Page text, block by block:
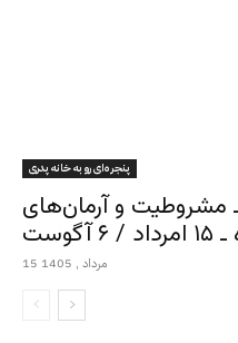
پنجره‌ای رو به خانه پدری
مشروطیت و آرمان‌های
15 مرداد , 1405